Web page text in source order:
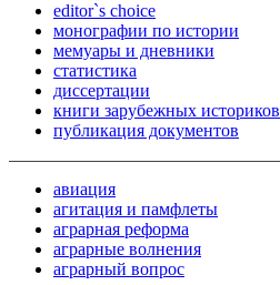
editor`s choice
монографии по истории
мемуары и дневники
статистика
диссертации
книги зарубежных историков
публикация документов
авиация
агитация и памфлеты
аграрная реформа
аграрные волнения
аграрный вопрос